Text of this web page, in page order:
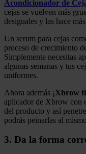
Acondicionador de
cejas se vuelven más
desiguales y las hace
Un serum para cejas
proceso de crecimiento
Simplemente necesitas
algunas semanas y tus
uniformes.
Ahora además ¡Xbrow
aplicador de Xbrow con
del producto y así
podrás peinarlas al
3. Da la forma